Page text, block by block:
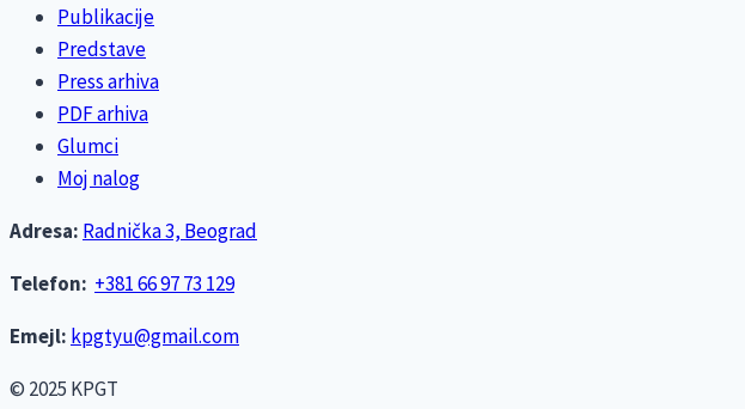
Publikacije
Predstave
Press arhiva
PDF arhiva
Glumci
Moj nalog
Adresa: Radnička 3, Beograd
Telefon: +381 66 97 73 129
Emejl: kpgtyu@gmail.com
© 2025 KPGT